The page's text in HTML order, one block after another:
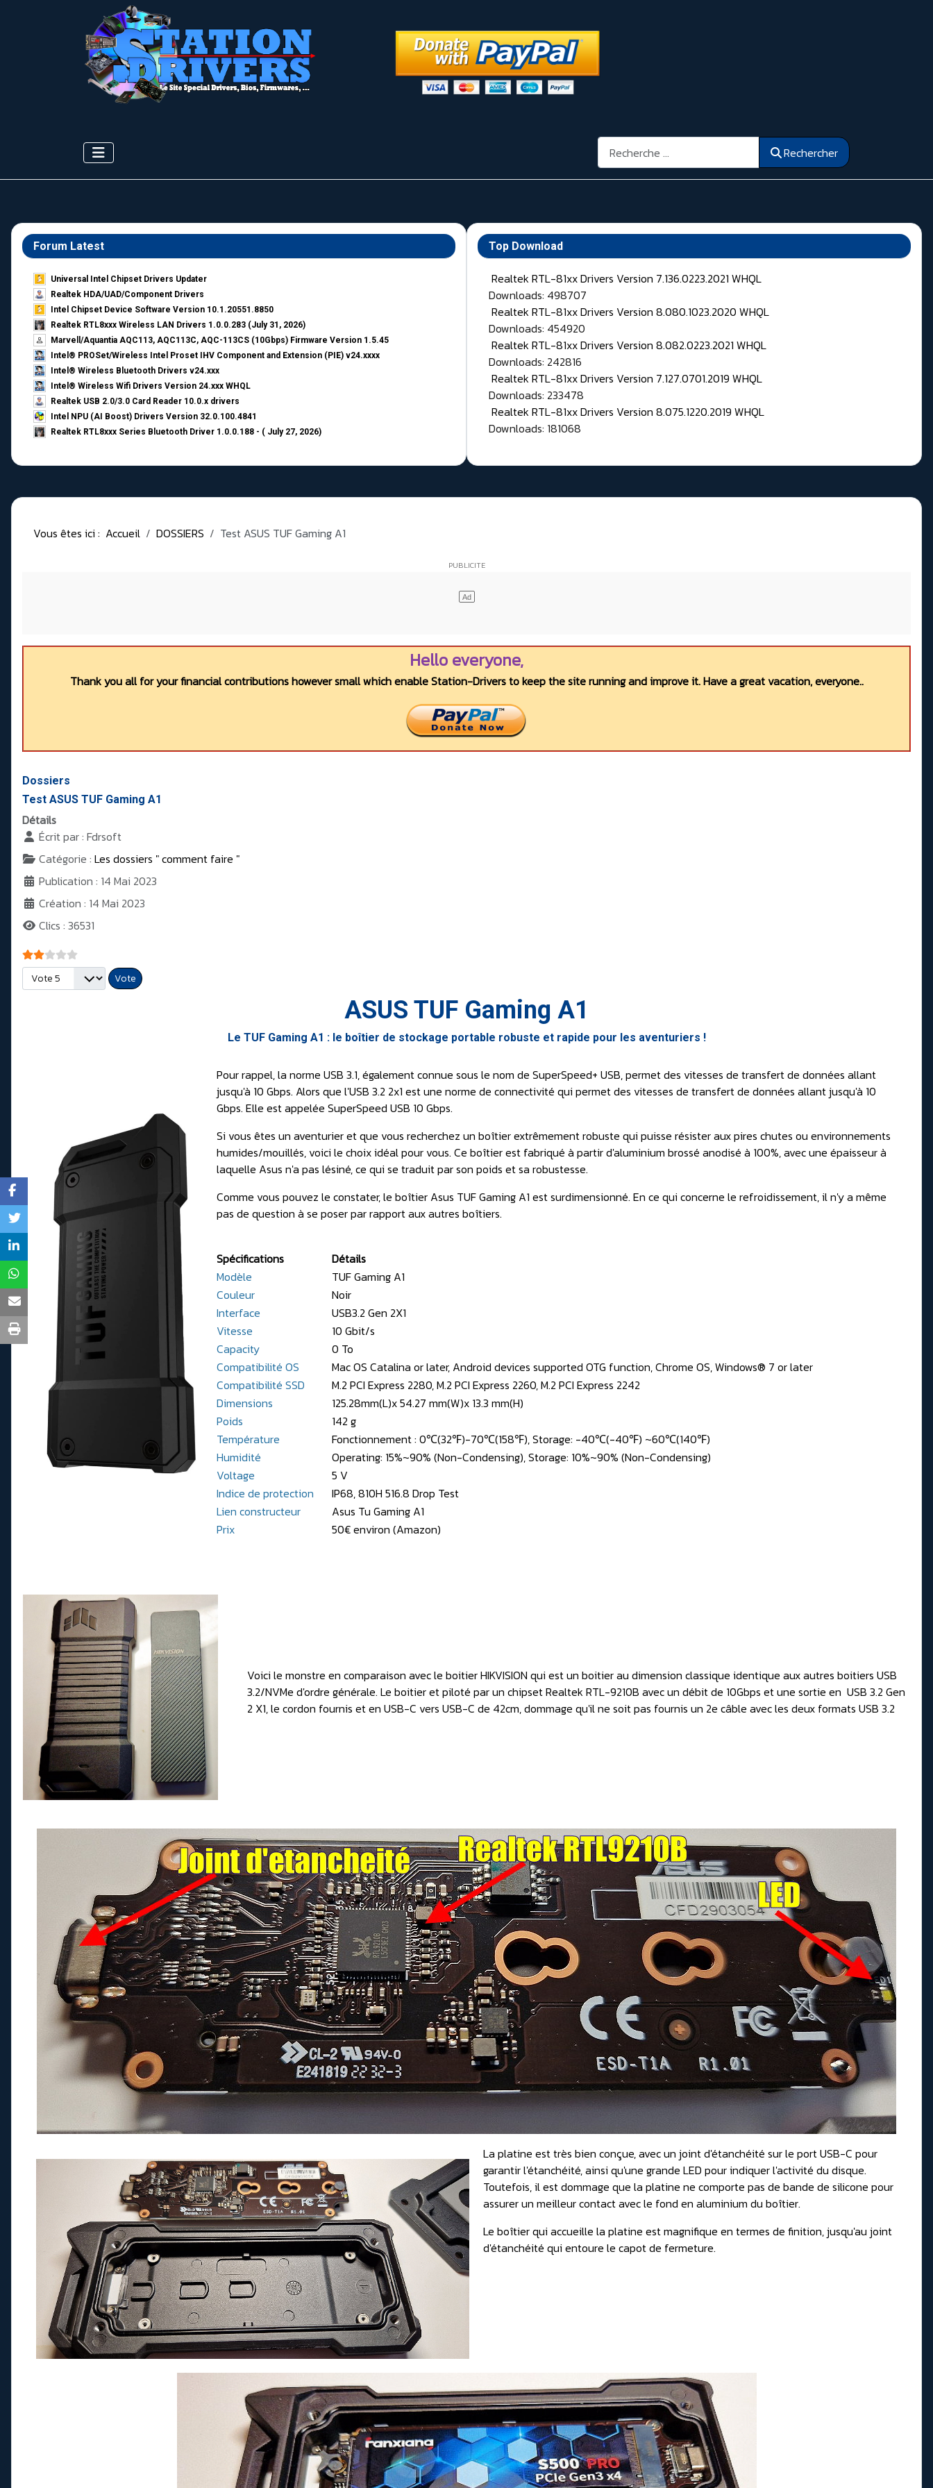
Rechercher Rechercher
Forum Latest
Universal Intel Chipset Drivers Updater​
Realtek HDA/UAD/Component Drivers
Intel Chipset Device Software Version 10.1.20551.8850
Realtek RTL8xxx Wireless LAN Drivers 1.0.0.283 (July 31, 2026)
Marvell/Aquantia AQC113, AQC113C, AQC-113CS (10Gbps) Firmware Version 1.5.45
Intel® PROSet/Wireless Intel Proset IHV Component and Extension (PIE) v24.xxxx
Intel® Wireless Bluetooth Drivers v24.xxx
Intel® Wireless Wifi Drivers Version 24.xxx WHQL
Realtek USB 2.0/3.0 Card Reader 10.0.x drivers
Intel NPU (AI Boost) Drivers Version 32.0.100.4841
Realtek RTL8xxx Series Bluetooth Driver 1.0.0.188 - ( July 27, 2026)
Top Download
Realtek RTL-81xx Drivers Version 7.136.0223.2021 WHQL
Downloads: 498707
Realtek RTL-81xx Drivers Version 8.080.1023.2020 WHQL
Downloads: 454920
Realtek RTL-81xx Drivers Version 8.082.0223.2021 WHQL
Downloads: 242816
Realtek RTL-81xx Drivers Version 7.127.0701.2019 WHQL
Downloads: 233478
Realtek RTL-81xx Drivers Version 8.075.1220.2019 WHQL
Downloads: 181068
Vous êtes ici : Accueil DOSSIERS Test ASUS TUF Gaming A1
Hello everyone,
Thank you all for your financial contributions however small which enable Station-Drivers to keep the site running and improve it. Have a great vacation, everyone..
Dossiers
Test ASUS TUF Gaming A1
Détails
Écrit par : Fdrsoft
Catégorie : Les dossiers " comment faire "
Publication : 14 Mai 2023
Création : 14 Mai 2023
Clics : 36531
Vote utilisateur:
Veuillez voter
ASUS TUF Gaming A1
Le TUF Gaming A1 : le boîtier de stockage portable robuste et rapide pour les aventuriers !
Pour rappel, la norme USB 3.1, également connue sous le nom de SuperSpeed+ USB, permet des vitesses de transfert de données allant
jusqu'à 10 Gbps. Alors que l'USB 3.2 2x1 est une norme de connectivité qui permet des vitesses de transfert de données allant jusqu'à 10
Gbps. Elle est appelée SuperSpeed USB 10 Gbps.
Si vous êtes un aventurier et que vous recherchez un boîtier extrêmement robuste qui puisse résister aux pires chutes ou environnements
humides/mouillés, voici le choix idéal pour vous. Ce boîtier est fabriqué à partir d'aluminium brossé anodisé à 100%, avec une épaisseur à
laquelle Asus n'a pas lésiné, ce qui se traduit par son poids et sa robustesse.
Comme vous pouvez le constater, le boîtier Asus TUF Gaming A1 est surdimensionné. En ce qui concerne le refroidissement, il n'y a même
pas de question à se poser par rapport aux autres boîtiers.
Spécifications
Détails
Modèle
TUF Gaming A1
Couleur
Noir
Interface
USB3.2 Gen 2X1
Vitesse
10 Gbit/s
Capacity
0 To
Compatibilité OS
Mac OS Catalina or later, Android devices supported OTG function, Chrome OS, Windows® 7 or later
Compatibilité SSD
M.2 PCI Express 2280, M.2 PCI Express 2260, M.2 PCI Express 2242
Dimensions
125.28mm(L)x 54.27 mm(W)x 13.3 mm(H)
Poids
142 g
Température
Fonctionnement : 0℃(32℉)-70℃(158℉), Storage: -40℃(-40℉) ~60℃(140℉)
Humidité
Operating: 15%~90% (Non-Condensing), Storage: 10%~90% (Non-Condensing)
Voltage
5 V
Indice de protection
IP68, 810H 516.8 Drop Test
Lien constructeur
Asus Tu Gaming A1
Prix
50€ environ (Amazon)
Voici le monstre en comparaison avec le boitier HIKVISION qui est un boitier au dimension classique identique aux autres boitiers USB
3.2/NVMe d'ordre générale. Le boitier et piloté par un chipset Realtek RTL-9210B avec un débit de 10Gbps et une sortie en USB 3.2 Gen
2 X1, le cordon fournis et en USB-C vers USB-C de 42cm, dommage qu'il ne soit pas fournis un 2e câble avec les deux formats USB 3.2
La platine est très bien conçue, avec un joint d'étanchéité sur le port USB-C pour
garantir l'étanchéité, ainsi qu'une grande LED pour indiquer l'activité du disque.
Toutefois, il est dommage que la platine ne comporte pas de bande de silicone pour
assurer un meilleur contact avec le fond en aluminium du boîtier.
Le boîtier qui accueille la platine est magnifique en termes de finition, jusqu'au joint
d'étanchéité qui entoure le capot de fermeture.